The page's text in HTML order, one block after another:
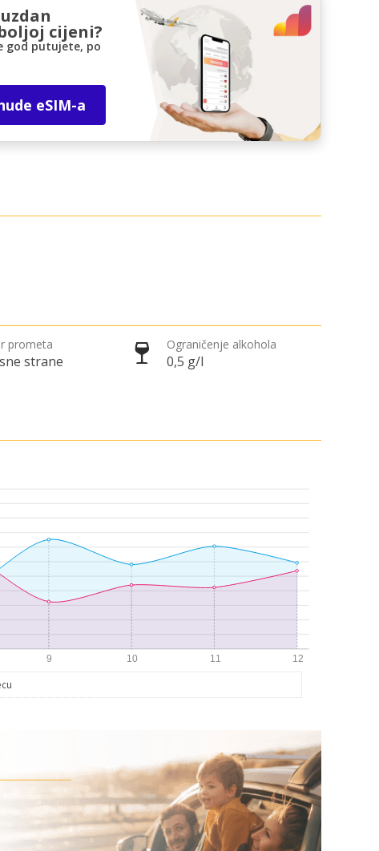
cijeni?
god putujete, po
eSIM-a
prometa
strane
Ograničenje alkohola
0,5 g/l